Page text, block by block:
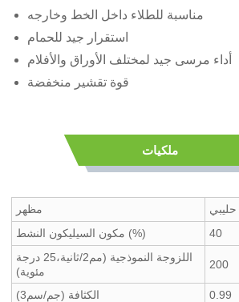
مناسبة للطلاء داخل الخط وخارجه
استقرار جيد للحمام
أداء مرسى جيد لمختلف الأوراق والأفلام
قوة تقشير منخفضة
ملكيات
مظهر
مكون السيليكون النشط (%)
40
اللزوجة النموذجية (مم2/ثانية،25 درجة
مئوية)
200
الكثافة (جم/سم3) 0.99